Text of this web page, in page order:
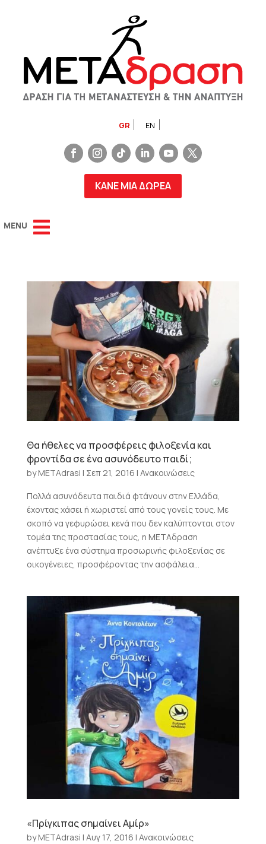
GR EN
ΚΑΝΕ ΜΙΑ ΔΩΡΕΑ
Θα ήθελες να προσφέρεις φιλοξενία και
φροντίδα σε ένα ασυνόδευτο παιδί;
byMETAdrasi | Σεπ 21, 2016 | Ανακοινώσεις
Πολλά ασυνόδευτα παιδιά φτάνουν στην Ελλάδα,
έχοντας χάσει ή χωριστεί από τους γονείς τους. Με
σκοπό να γεφυρώσει κενά που δεν καλύπτονται στον
τομέα της προστασίας τους, η ΜΕΤΑδραση
ανέπτυξε ένα σύστημα προσωρινής φιλοξενίας σε
οικογένειες, προσφέροντας την ασφάλεια...
«Πρίγκιπας σημαίνει Αμίρ»
byMETAdrasi | Αυγ 17, 2016 | Ανακοινώσεις